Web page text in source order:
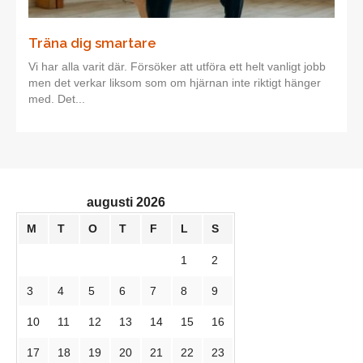
Träna dig smartare
Vi har alla varit där. Försöker att utföra ett helt vanligt jobb
men det verkar liksom som om hjärnan inte riktigt hänger
med. Det...
augusti 2026
M T O T F L S
1 2
3 4 5 6 7 8 9
10 11 12 13 14 15 16
17 18 19 20 21 22 23